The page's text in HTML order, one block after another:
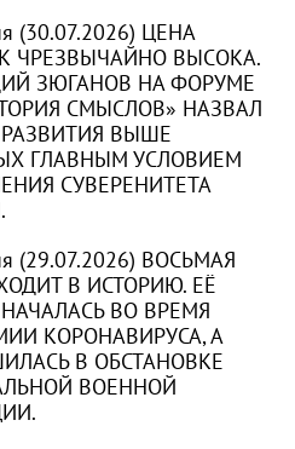
(30.07.2026) ЦЕНА
ЧРЕЗВЫЧАЙНО ВЫСОКА.
ЗЮГАНОВ НА ФОРУМЕ
СМЫСЛОВ» НАЗВАЛ
ВЫШЕ
ГЛАВНЫМ УСЛОВИЕМ
СУВЕРЕНИТЕТА
(29.07.2026) ВОСЬМАЯ
В ИСТОРИЮ. ЕЁ
НАЧАЛАСЬ ВО ВРЕМЯ
КОРОНАВИРУСА, А
В ОБСТАНОВКЕ
ВОЕННОЙ